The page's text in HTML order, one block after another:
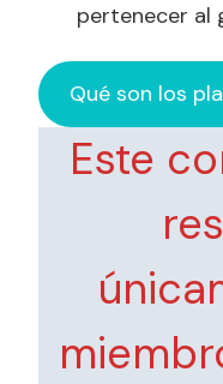
pertenecer al
Qué son los
Este